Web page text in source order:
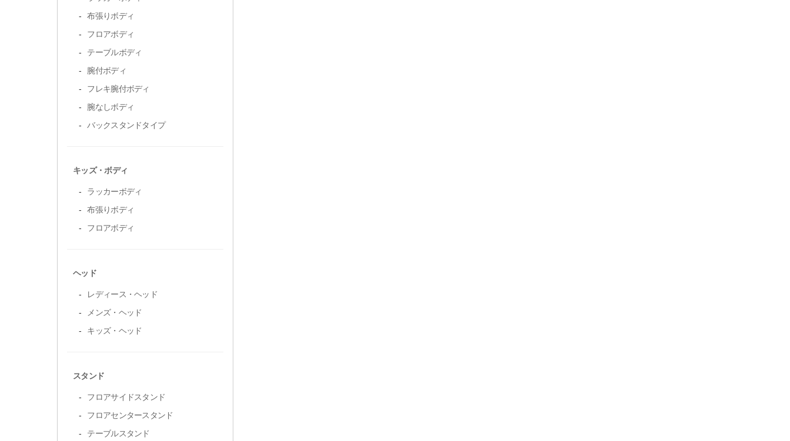
布張りボディ
フロアボディ
テーブルボディ
腕付ボディ
フレキ腕付ボディ
腕なしボディ
バックスタンドタイプ
キッズ・ボディ
ラッカーボディ
布張りボディ
フロアボディ
ヘッド
レディース・ヘッド
メンズ・ヘッド
キッズ・ヘッド
スタンド
フロアサイドスタンド
フロアセンタースタンド
テーブルスタンド